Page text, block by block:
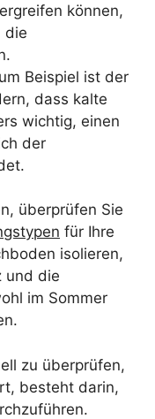
können,
die
Beispiel ist der
dass kalte
wichtig, einen
der
überprüfen Sie
für Ihre
isolieren,
und die
im Sommer
zu überprüfen,
besteht darin,